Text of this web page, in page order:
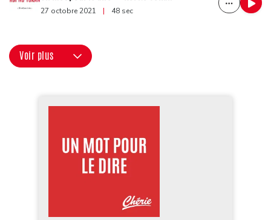
27 octobre 2021 | 48 sec
Voir plus